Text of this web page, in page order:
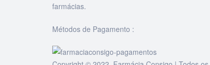
farmácias.
Métodos de Pagamento :